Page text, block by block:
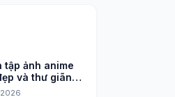
tập ảnh anime
và thư giãn
trạng 2026